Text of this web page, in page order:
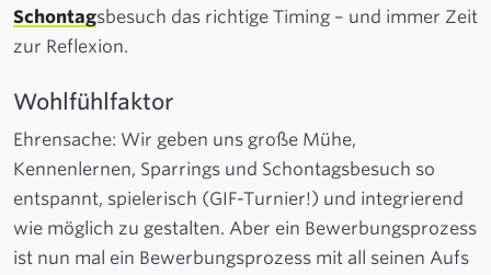
Schontagsbesuch das richtige Timing – und immer Zeit
zur Reflexion.
Wohlfühlfaktor
Ehrensache: Wir geben uns große Mühe,
Kennenlernen, Sparrings und Schontagsbesuch so
entspannt, spielerisch (GIF-Turnier!) und integrierend
wie möglich zu gestalten. Aber ein Bewerbungsprozess
ist nun mal ein Bewerbungsprozess mit all seinen Aufs